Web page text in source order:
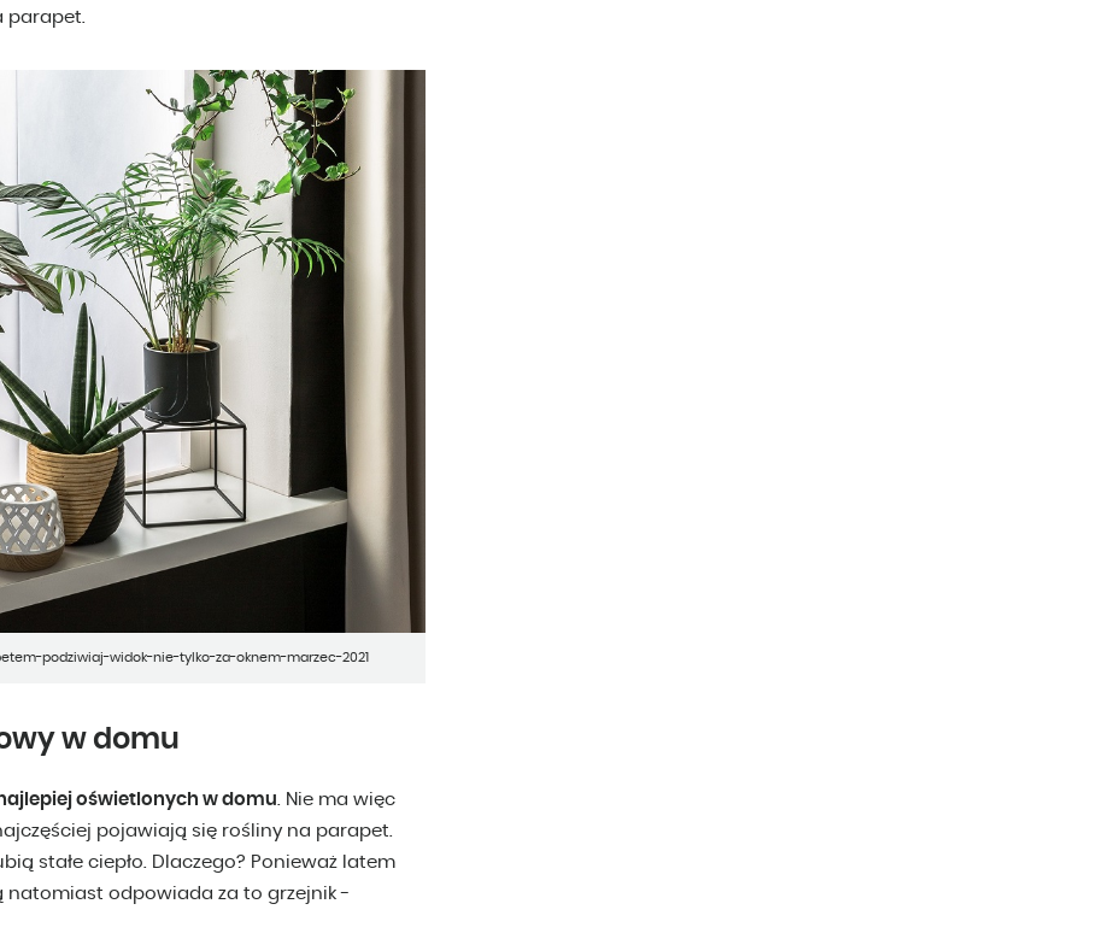
parapet.
podziwiaj-widok-nie-tylko-za-oknem-marzec-2021
w domu
oświetlonych w domu. Nie ma więc
pojawiają się rośliny na parapet.
stałe ciepło. Dlaczego? Ponieważ latem
natomiast odpowiada za to grzejnik -